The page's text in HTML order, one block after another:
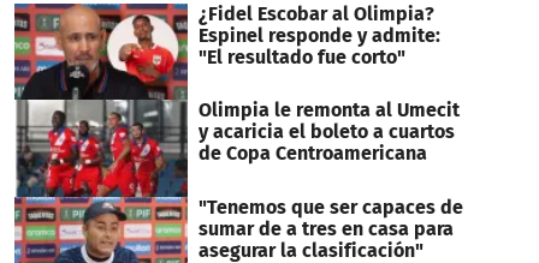
¿Fidel Escobar al Olimpia?
Espinel responde y admite:
"El resultado fue corto"
Olimpia le remonta al Umecit
y acaricia el boleto a cuartos
de Copa Centroamericana
"Tenemos que ser capaces de
sumar de a tres en casa para
asegurar la clasificación"